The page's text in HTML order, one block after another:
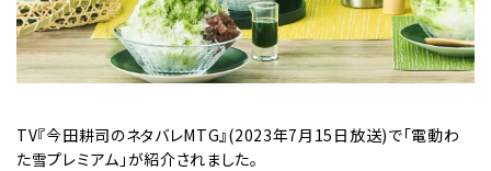
TV『今田耕司のネタバレMTG』(2023年7月15日放送)で「電動わ
た雪プレミアム」が紹介されました。